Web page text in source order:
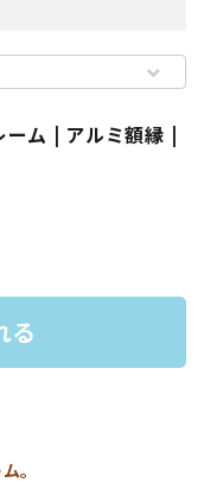
ーム | アルミ額縁 |
る
。